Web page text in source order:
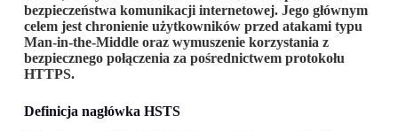
bezpieczeństwa komunikacji internetowej. Jego głównym
celem jest chronienie użytkowników przed atakami typu
Man-in-the-Middle oraz wymuszenie korzystania z
bezpiecznego połączenia za pośrednictwem protokołu
HTTPS.
Definicja nagłówka HSTS